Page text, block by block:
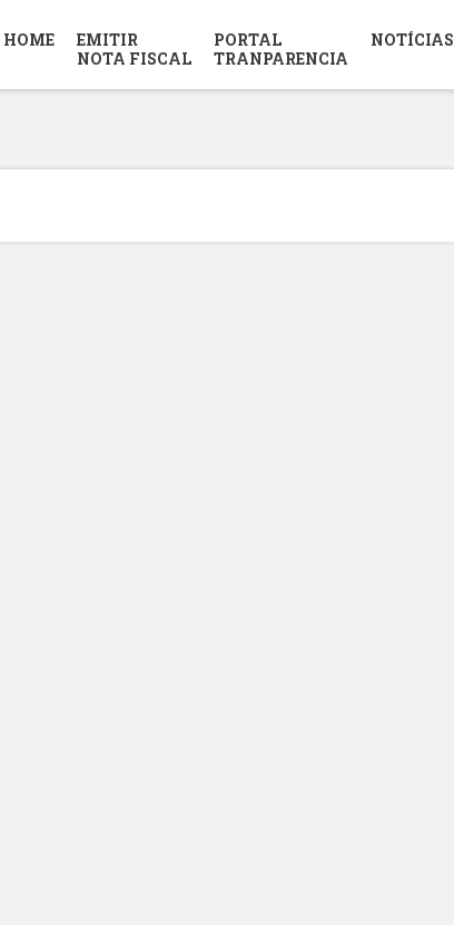
HOME
EMITIR
NOTA FISCAL
PORTAL
TRANPARENCIA
NOTÍCIAS